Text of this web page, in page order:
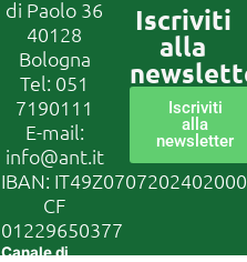
di Paolo 36
40128
Bologna
Tel: 051
7190111
E-mail:
info@ant.it
IBAN:
CF
01229650377
Canale di
Iscriviti
alla
Iscriviti
alla
newsletter